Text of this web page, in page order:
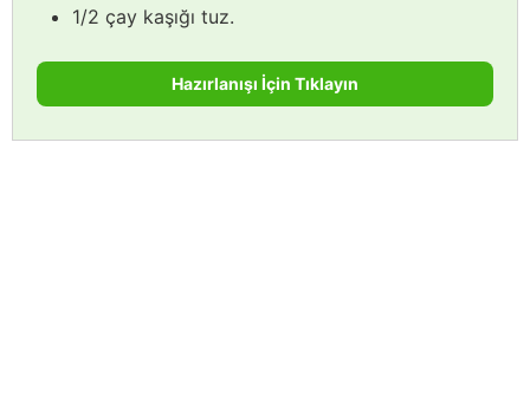
1/2 çay kaşığı tuz.
Hazırlanışı İçin Tıklayın